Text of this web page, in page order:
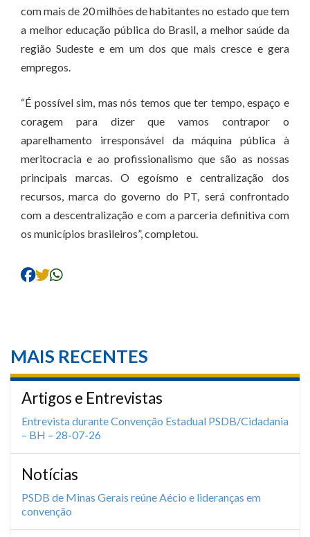
com mais de 20 milhões de habitantes no estado que tem
a melhor educação pública do Brasil, a melhor saúde da
região Sudeste e em um dos que mais cresce e gera
empregos.
“É possível sim, mas nós temos que ter tempo, espaço e
coragem para dizer que vamos contrapor o
aparelhamento irresponsável da máquina pública à
meritocracia e ao profissionalismo que são as nossas
principais marcas. O egoísmo e centralização dos
recursos, marca do governo do PT, será confrontado
com a descentralização e com a parceria definitiva com
os municípios brasileiros”, completou.
MAIS RECENTES
Artigos e Entrevistas
Entrevista durante Convenção Estadual PSDB/Cidadania
– BH – 28-07-26
Notícias
PSDB de Minas Gerais reúne Aécio e lideranças em
convenção